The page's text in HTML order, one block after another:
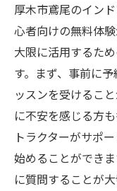
厚木市鳶尾のイン
心者向けの無料体
大限に活用するた
す。まず、事前に
ッスンを受けるこ
に不安を感じる方
トラクターがサポ
始めることができ
に質問することが